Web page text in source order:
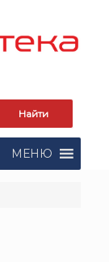
МЕНЮ